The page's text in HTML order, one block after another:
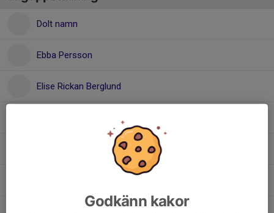
Dolt namn
Ebba Persson
Elise Rickan Berglund
Godkänn kakor